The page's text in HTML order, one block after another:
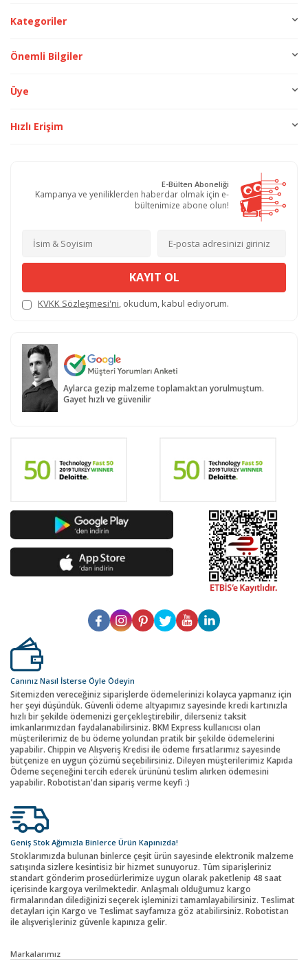
Kategoriler
Önemli Bilgiler
Üye
Hızlı Erişim
E-Bülten Aboneliği
Kampanya ve yeniliklerden haberdar olmak için e-
bültenimize abone olun!
KAYIT OL
KVKK Sözleşmesi'ni, okudum, kabul ediyorum.
Aylarca gezip malzeme toplamaktan yorulmuştum.
Gayet hızlı ve güvenilir
Canınız Nasıl İsterse Öyle Ödeyin
Sitemizden vereceğiniz siparişlerde ödemelerinizi kolayca yapmanız için
her şeyi düşündük. Güvenli ödeme altyapımız sayesinde kredi kartınızla
hızlı bir şekilde ödemenizi gerçekleştirebilir, dilerseniz taksit
imkanlarımızdan faydalanabilirsiniz. BKM Express kullanıcısı olan
müşterilerimiz de bu ödeme yolundan pratik bir şekilde ödemelerini
yapabilir. Chippin ve Alışveriş Kredisi ile ödeme fırsatlarımız sayesinde
bütçenize en uygun çözümü seçebilirsiniz. Dileyen müşterilerimiz Kapıda
Ödeme seçeneğini tercih ederek ürününü teslim alırken ödemesini
yapabilir. Robotistan'dan sipariş verme keyfi :)
Geniş Stok Ağımızla Binlerce Ürün Kapınızda!
Stoklarımızda bulunan binlerce çeşit ürün sayesinde elektronik malzeme
satışında sizlere kesintisiz bir hizmet sunuyoruz. Tüm siparişleriniz
standart gönderim prosedürlerimize uygun olarak paketlenip 48 saat
içerisinde kargoya verilmektedir. Anlaşmalı olduğumuz kargo
firmalarından dilediğinizi seçerek işleminizi tamamlayabilirsiniz. Teslimat
detayları için Kargo ve Teslimat sayfamıza göz atabilirsiniz. Robotistan
ile alışverişleriniz güvenle kapınıza gelir.
Markalarımız